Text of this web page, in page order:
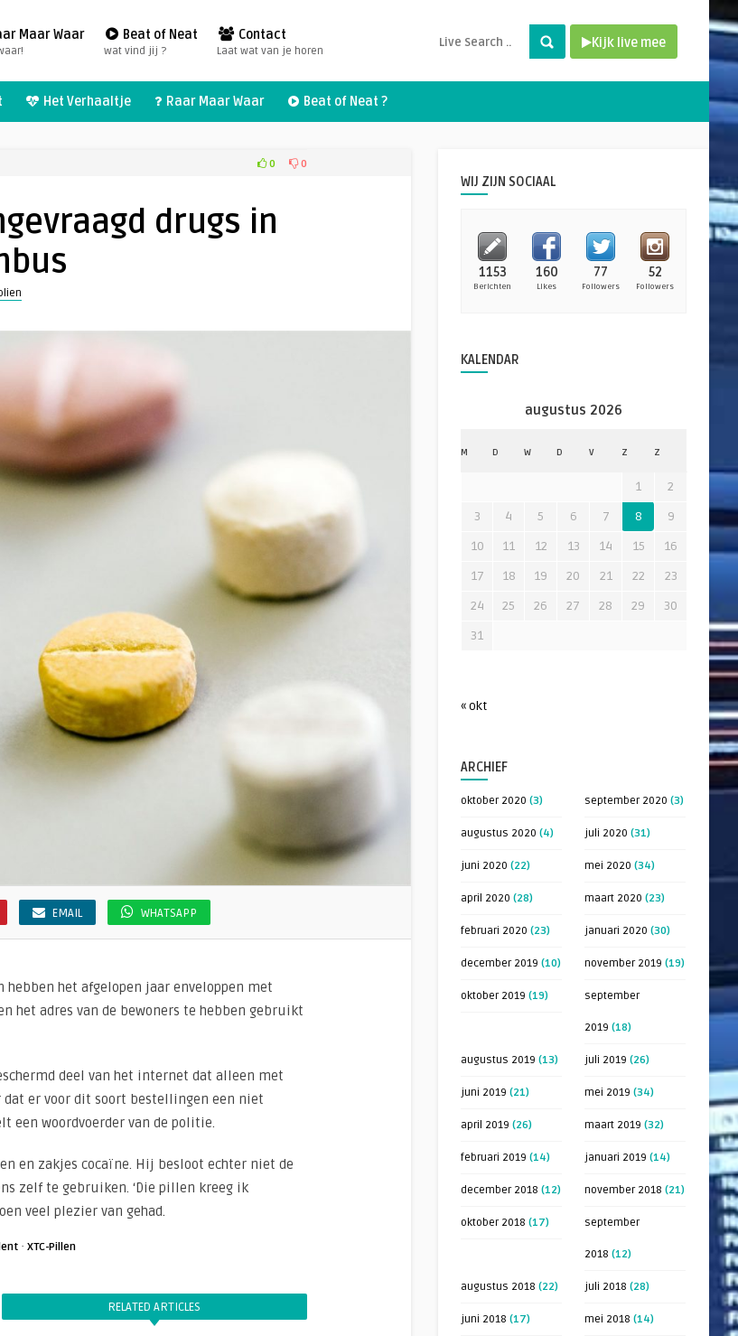
Maar Waar Beat of Neat
wat vind jij ?
Contact
Laat wat van je horen
Kijk live mee
Het Verhaaltje Raar Maar Waar Beat of Neat ?
0 0
drugs in
EMAIL WHATSAPP
het afgelopen jaar enveloppen met
het adres van de bewoners te hebben gebruikt
deel van het internet dat alleen met
er voor dit soort bestellingen een niet
een woordvoerder van de politie.
en zakjes cocaïne. Hij besloot echter niet de
zelf te gebruiken. ‘Die pillen kreeg ik
veel plezier van gehad.
· XTC-Pillen
RELATED ARTICLES
WIJ ZIJN SOCIAAL
1153
Berichten
160
Likes
77
Followers
52
Followers
KALENDAR
augustus 2026
M D W D V Z Z
1
2
3
4 5 6 7 8
9
10
11 12 13 14 15
16
17
18 19 20 21 22
23
24
25 26 27 28 29
30
31
« okt
ARCHIEF
oktober 2020 (3) september 2020 (3)
augustus 2020 (4) juli 2020 (31)
juni 2020 (22) mei 2020 (34)
april 2020 (28) maart 2020 (23)
februari 2020 (23) januari 2020 (30)
december 2019 (10) november 2019 (19)
oktober 2019 (19) september
2019 (18)
augustus 2019 (13) juli 2019 (26)
juni 2019 (21) mei 2019 (34)
april 2019 (26) maart 2019 (32)
februari 2019 (14) januari 2019 (14)
december 2018 (12) november 2018 (21)
oktober 2018 (17) september
2018 (12)
augustus 2018 (22) juli 2018 (28)
juni 2018 (17) mei 2018 (14)